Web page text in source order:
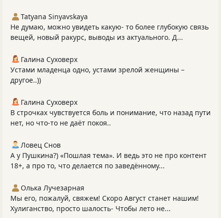
Tatyana Sinyavskaya
Не думаю, можно увидеть какую- то более глубокую связь
вещей, новый ракурс, выводы из актуального. Д...
Галина Суховерх
Устами младенца одно, устами зрелой женщины –
другое..))
Галина Суховерх
В строчках чувствуется боль и понимание, что назад пути
нет, но что-то не даёт покоя..
Ловец Снов
А у Пушкина?) «Пошлая тема». И ведь это не про контент
18+, а про то, что делается по заведённому...
Олька Лучезарная
Мы его, пожалуй, свяжем! Скоро Август станет нашим!
Хулиганство, просто шалость- Чтобы лето не...